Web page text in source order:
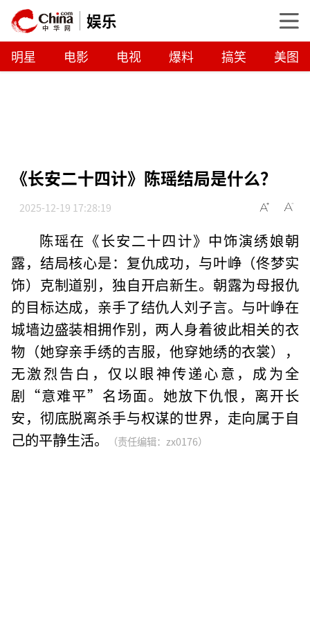
娱乐
明星 电影 电视 爆料 搞笑 美图
《长安二十四计》陈瑶结局是什么？
2025-12-19 17:28:19
陈瑶在《长安二十四计》中饰演绣娘朝
露，结局核心是：复仇成功，与叶峥（佟梦实
饰）克制道别，独自开启新生。朝露为母报仇
的目标达成，亲手了结仇人刘子言。 与叶峥在
城墙边盛装相拥作别，两人身着彼此相关的衣
物（她穿亲手绣的吉服，他穿她绣的衣裳），
无激烈告白，仅以眼神传递心意，成为全
剧“意难平”名场面。她放下仇恨，离开长
安，彻底脱离杀手与权谋的世界，走向属于自
己的平静生活。
（责任编辑：zx0176）